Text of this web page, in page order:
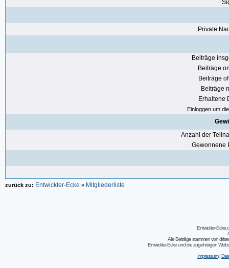
Private
Beiträge
Beiträge
Beiträge
Beiträge
Erhaltene
Einloggen um
Anzahl der
Gewonnene
zurück zu: Entwickler-Ecke » Mitgliederliste
Entwickler-
Alle Beiträge stammen von
Entwickler-Ecke und die zugehörigen
Impressum|